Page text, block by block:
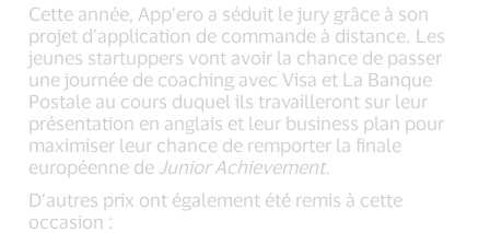
Cette année, App’ero a séduit le jury grâce à son
projet d’application de commande à distance. Les
jeunes startuppers vont avoir la chance de passer
une journée de coaching avec Visa et La Banque
Postale au cours duquel ils travailleront sur leur
présentation en anglais et leur business plan pour
maximiser leur chance de remporter la finale
européenne de Junior Achievement.
D’autres prix ont également été remis à cette
occasion :